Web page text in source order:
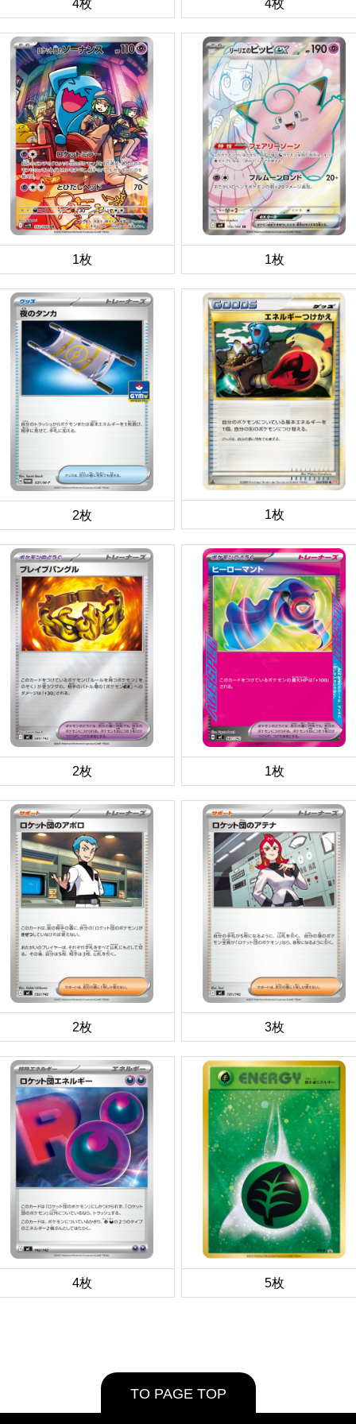
4枚 4枚
1枚 1枚
2枚 1枚
2枚 1枚
2枚 3枚
4枚 5枚
TO PAGE TOP